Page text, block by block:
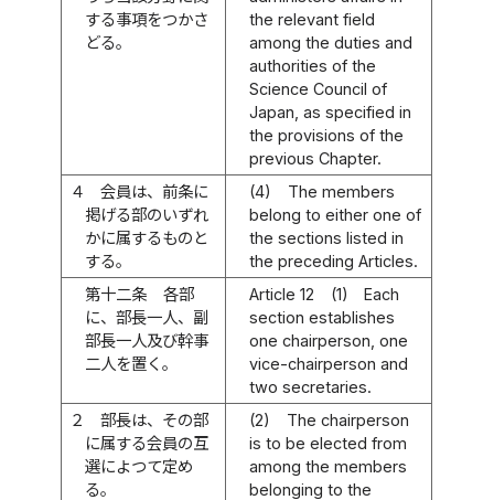
する事項をつかさ
どる。
the relevant field
among the duties and
authorities of the
Science Council of
Japan, as specified in
the provisions of the
previous Chapter.
４
会員は、前条に
掲げる部のいずれ
かに属するものと
する。
(4)
The members
belong to either one of
the sections listed in
the preceding Articles.
第十二条
各部
に、部長一人、副
部長一人及び幹事
二人を置く。
Article 12 (1)
Each
section establishes
one chairperson, one
vice-chairperson and
two secretaries.
２
部長は、その部
に属する会員の互
選によつて定め
る。
(2)
The chairperson
is to be elected from
among the members
belonging to the